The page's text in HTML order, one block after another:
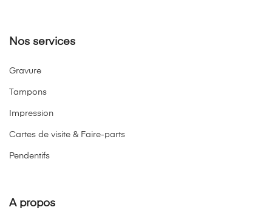
Nos services
Gravure
Tampons
Impression
Cartes de visite & Faire-parts
Pendentifs
A propos